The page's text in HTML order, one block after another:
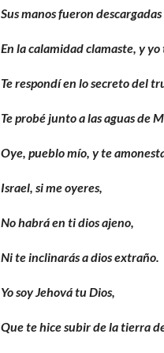
Sus manos fueron descargadas
En la calamidad clamaste, y
Te respondí en lo secreto del
Te probé junto a las aguas de
Oye, pueblo mío, y te
Israel, si me oyeres,
No habrá en ti dios ajeno,
Ni te inclinarás a dios extraño.
Yo soy Jehová tu Dios,
Que te hice subir de la tierra